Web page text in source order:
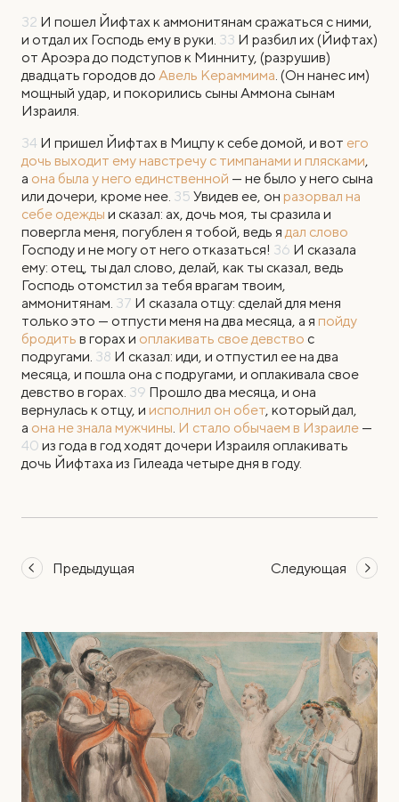
32 И пошел Йифтах к аммонитянам сражаться с ними,
и отдал их Господь ему в руки. 33 И разбил их (Йифтах)
от Ароэра до подступов к Минниту, (разрушив)
двадцать городов до Авель Кераммима. (Он нанес им)
мощный удар, и покорились сыны Аммона сынам
Израиля.
34 И пришел Йифтах в Мицпу к себе домой, и вот его
дочь выходит ему навстречу с тимпанами и плясками,
а она была у него единственной — не было у него сына
или дочери, кроме нее. 35 Увидев ее, он разорвал на
себе одежды и сказал: ах, дочь моя, ты сразила и
повергла меня, погублен я тобой, ведь я дал слово
Господу и не могу от него отказаться! 36 И сказала
ему: отец, ты дал слово, делай, как ты сказал, ведь
Господь отомстил за тебя врагам твоим,
аммонитянам. 37 И сказала отцу: сделай для меня
только это — отпусти меня на два месяца, а я пойду
бродить в горах и оплакивать свое девство с
подругами. 38 И сказал: иди, и отпустил ее на два
месяца, и пошла она с подругами, и оплакивала свое
девство в горах. 39 Прошло два месяца, и она
вернулась к отцу, и исполнил он обет, который дал,
а она не знала мужчины. И стало обычаем в Израиле —
40 из года в год ходят дочери Израиля оплакивать
дочь Йифтаха из Гилеада четыре дня в году.
Предыдущая Следующая